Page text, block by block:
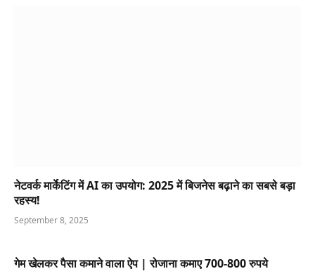
नेटवर्क मार्केटिंग में AI का उपयोग: 2025 में बिजनेस बढ़ाने का सबसे बड़ा
रहस्य!
September 8, 2025
गेम खेलकर पैसा कमाने वाला ऐप | रोजाना कमाए 700-800 रुपये